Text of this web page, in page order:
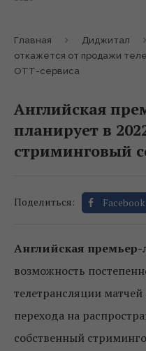
Главная Диджитал
откажется от продажи
ОТТ-сервиса
Английская
планирует в
стриминговый
Поделиться: Facebook
Английская премьер-
возможность
телетрансляции
перехода на
собственный